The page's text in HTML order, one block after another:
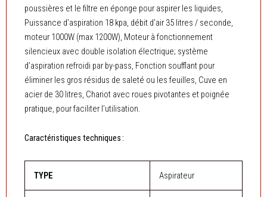
poussières et le filtre en éponge pour aspirer les liquides,
Puissance d’aspiration 18 kpa, débit d’air 35 litres / seconde,
moteur 1000W (max 1200W), Moteur à fonctionnement
silencieux avec double isolation électrique; système
d’aspiration refroidi par by-pass, Fonction soufflant pour
éliminer les gros résidus de saleté ou les feuilles, Cuve en
acier de 30 litres, Chariot avec roues pivotantes et poignée
pratique, pour faciliter l’utilisation.
Caractéristiques techniques :
TYPE Aspirateur